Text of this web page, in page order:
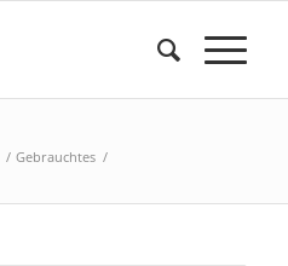
/ Gebrauchtes /